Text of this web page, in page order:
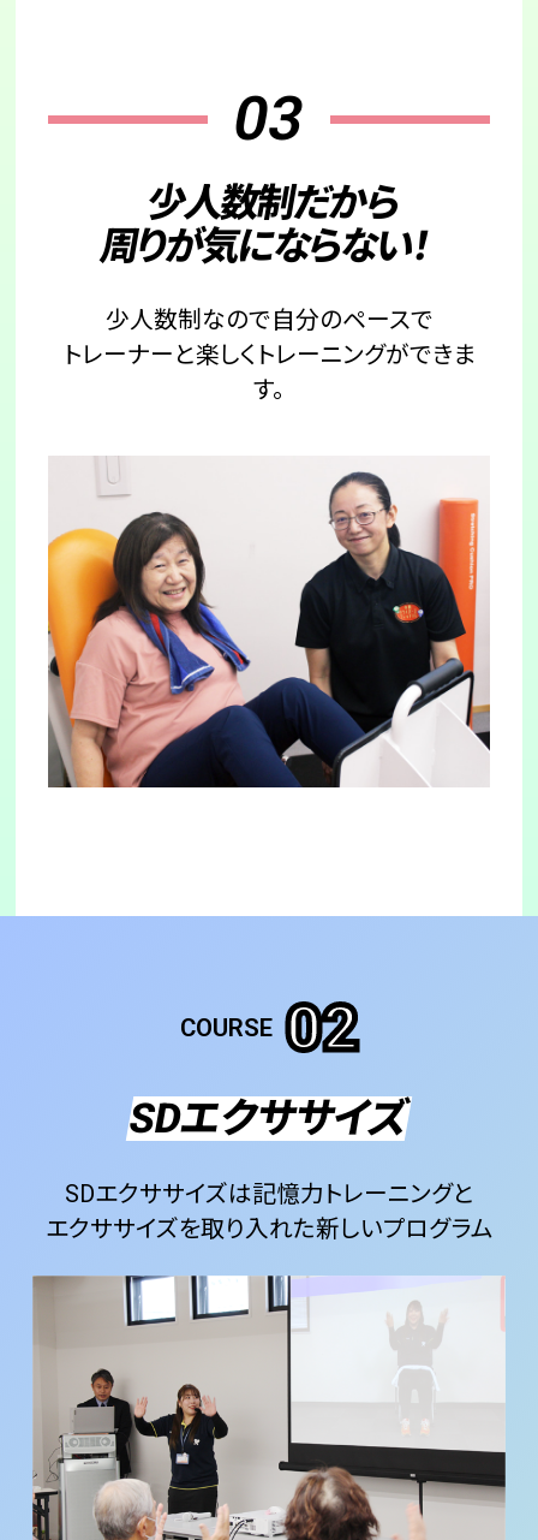
03
少人数制だから
周りが気にならない！
少人数制なので自分のペースで
トレーナーと楽しくトレーニングができま
す。
COURSE 02
SDエクササイズ
SDエクササイズは記憶力トレーニングと
エクササイズを取り入れた新しいプログラム